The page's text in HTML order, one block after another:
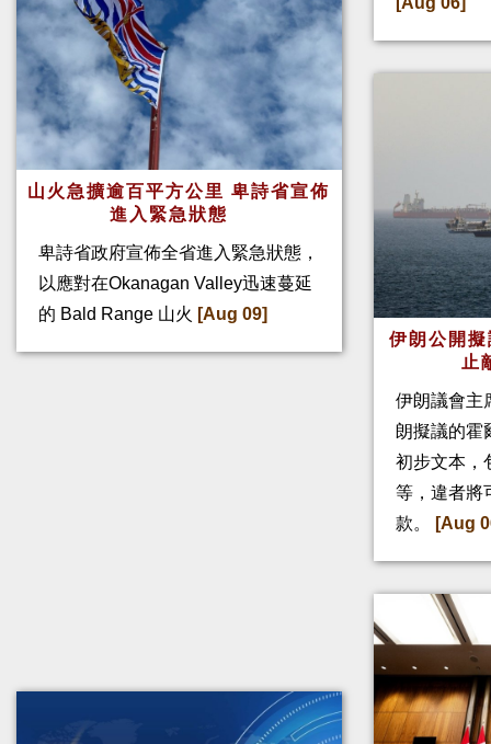
山火急擴逾百平方公里 卑詩省宣佈
進入緊急狀態
卑詩省政府宣佈全省進入緊急狀態，
以應對在Okanagan Valley迅速蔓延
的 Bald Range 山火 [Aug 09]
伊朗公開
止
伊朗議會主
朗擬議的霍
初步文本，
等，違者將
款。
[Aug